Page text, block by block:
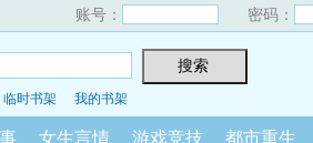
账号： 密码：
临时书架 我的书架
女生言情 游戏竞技 都市重生